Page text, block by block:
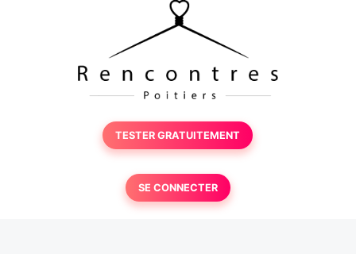
TESTER GRATUITEMENT
SE CONNECTER